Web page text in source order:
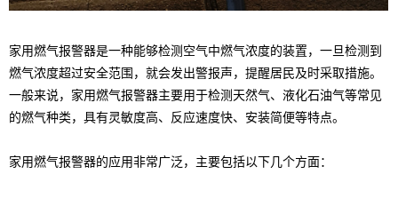
家用燃气报警器是一种能够检测空气中燃气浓度的装置，一旦检测到
燃气浓度超过安全范围，就会发出警报声，提醒居民及时采取措施。
一般来说，家用燃气报警器主要用于检测天然气、液化石油气等常见
的燃气种类，具有灵敏度高、反应速度快、安装简便等特点。
家用燃气报警器的应用非常广泛，主要包括以下几个方面：